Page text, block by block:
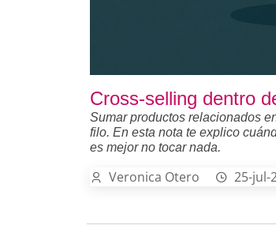
Cross-selling dentro
Sumar productos relacionados
filo. En esta nota te explico
es mejor no tocar nada.
Veronica Otero 25-jul-